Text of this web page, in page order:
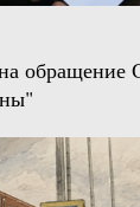
обращение